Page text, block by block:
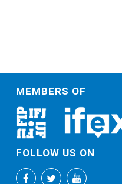
MEMBERS OF
FOLLOW US ON